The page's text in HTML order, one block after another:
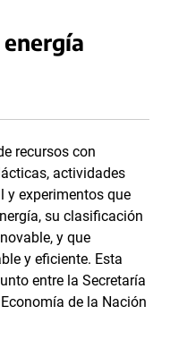
recursos con
actividades
y experimentos que
su clasificación
y que
y eficiente. Esta
entre la Secretaría
de la Nación